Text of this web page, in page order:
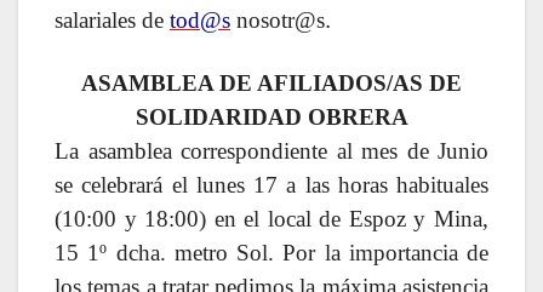
salariales de tod@s nosotr@s.
ASAMBLEA DE AFILIADOS/AS DE
SOLIDARIDAD OBRERA
La asamblea correspondiente al mes de Junio
se celebrará el lunes 17 a las horas habituales
(10:00 y 18:00) en el local de Espoz y Mina,
15 1º dcha. metro Sol. Por la importancia de
los temas a tratar pedimos la máxima asistencia